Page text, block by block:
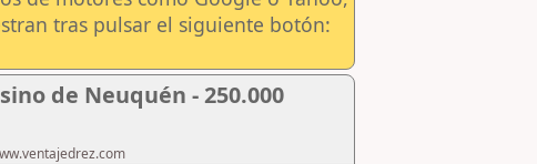
tras pulsar el siguiente botón:
de Neuquén - 250.000